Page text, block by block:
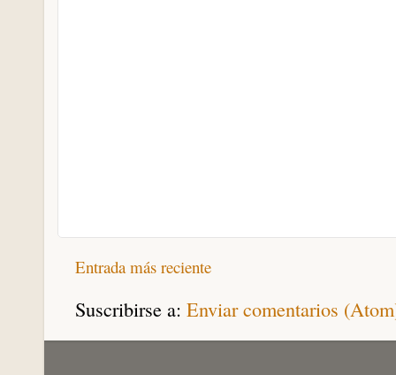
Entrada más reciente
Suscribirse a: Enviar comentarios